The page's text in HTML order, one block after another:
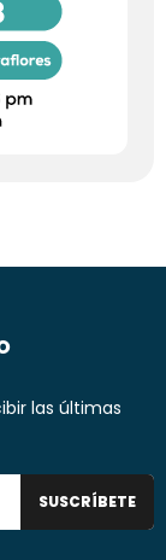
las últimas
SUSCRÍBETE